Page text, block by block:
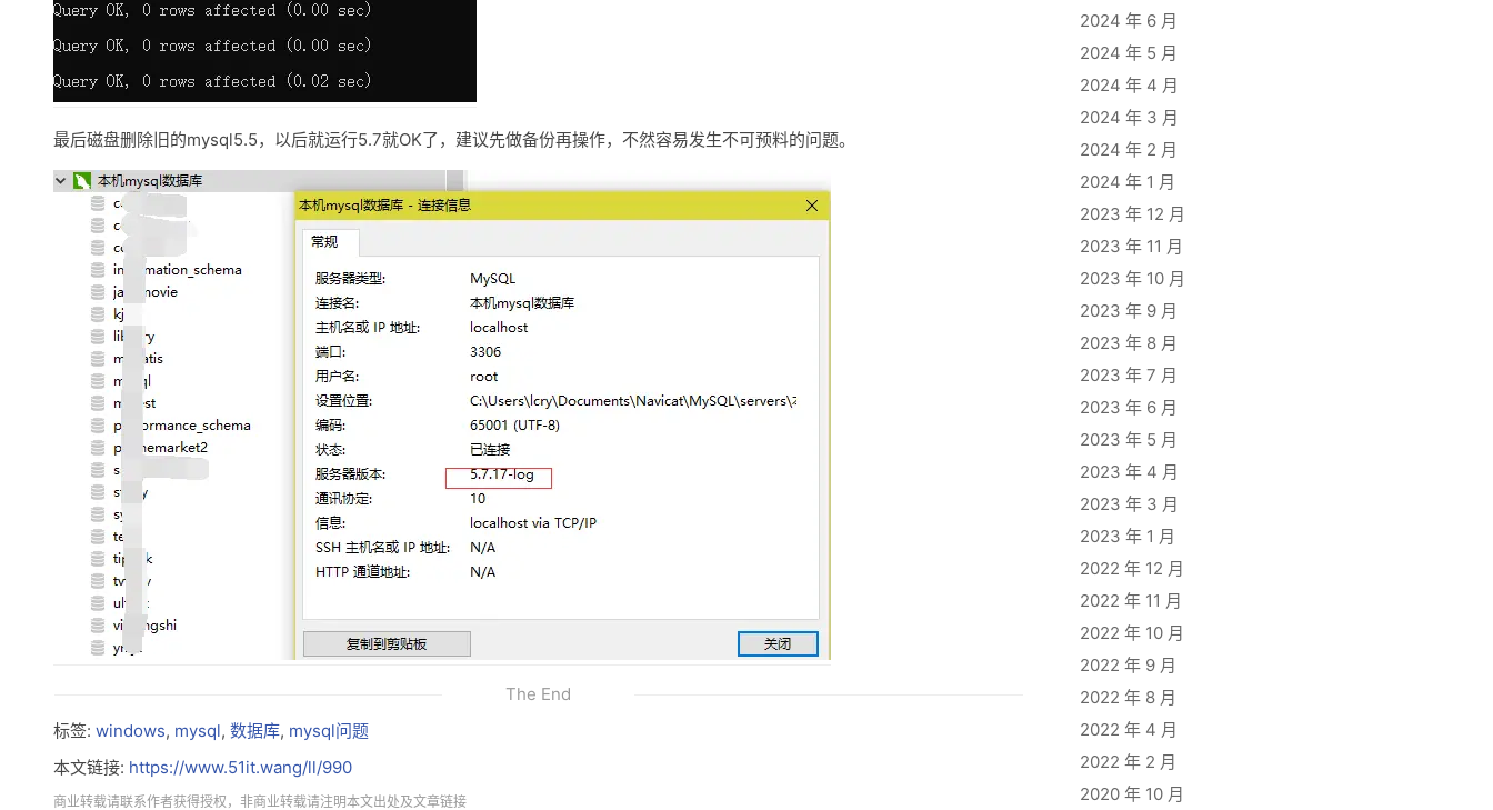
最后磁盘删除旧的mysql5.5，以后就运行5.7就OK了，建议先做备份再操作，不然容易发生不可预料的问题。
The End
标签: windows, mysql, 数据库, mysql问题
本文链接: https://www.51it.wang/ll/990
商业转载请联系作者获得授权，非商业转载请注明本文出处及文章链接
2024 年 6 月
2024 年 5 月
2024 年 4 月
2024 年 3 月
2024 年 2 月
2024 年 1 月
2023 年 12 月
2023 年 11 月
2023 年 10 月
2023 年 9 月
2023 年 8 月
2023 年 7 月
2023 年 6 月
2023 年 5 月
2023 年 4 月
2023 年 3 月
2023 年 1 月
2022 年 12 月
2022 年 11 月
2022 年 10 月
2022 年 9 月
2022 年 8 月
2022 年 4 月
2022 年 2 月
2020 年 10 月